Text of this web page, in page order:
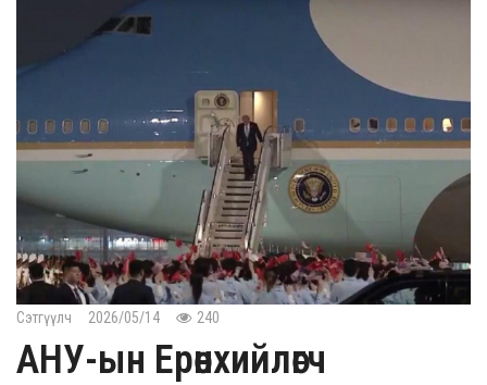
Сэтгүүлч 2026/05/14 240
АНУ-ын Ерөнхийлөгч